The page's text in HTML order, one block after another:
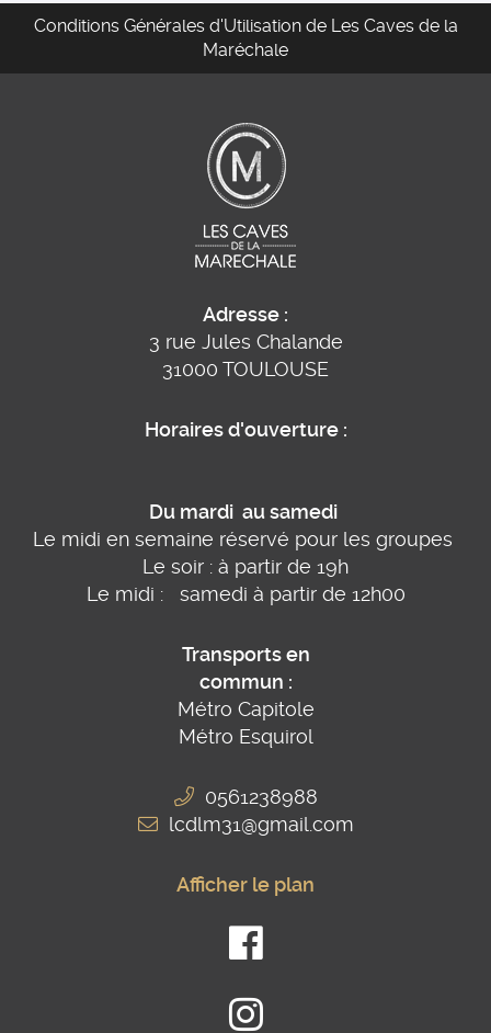
Conditions Générales d'Utilisation de Les Caves de la
Maréchale
Adresse :
3 rue Jules Chalande
31000 TOULOUSE
Horaires d'ouverture :
Du mardi au samedi
Le midi en semaine réservé pour les groupes
Le soir : à partir de 19h
Le midi : samedi à partir de 12h00
Transports en
commun :
Métro Capitole
Métro Esquirol
0561238988
Afficher le plan